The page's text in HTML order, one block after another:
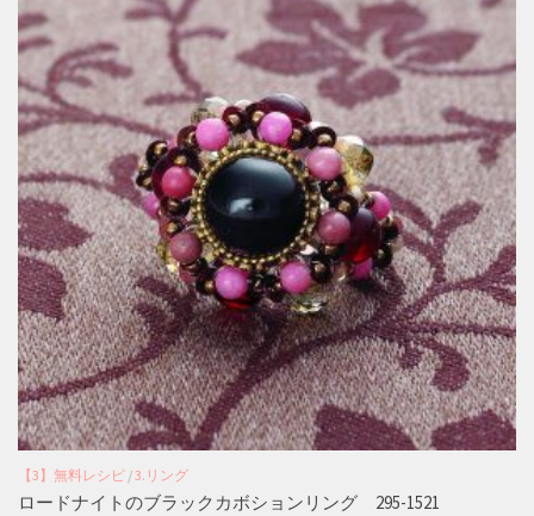
【3】無料レシピ /3.リング
ロードナイトのブラックカボションリング 295-1521